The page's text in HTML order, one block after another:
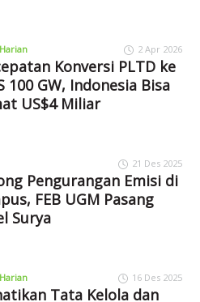
2 Apr 2026
Konversi PLTD ke
100 GW, Indonesia Bisa
US$4 Miliar
21 Des 2025
Pengurangan Emisi di
FEB UGM Pasang
Surya
16 Des 2025
Tata Kelola dan